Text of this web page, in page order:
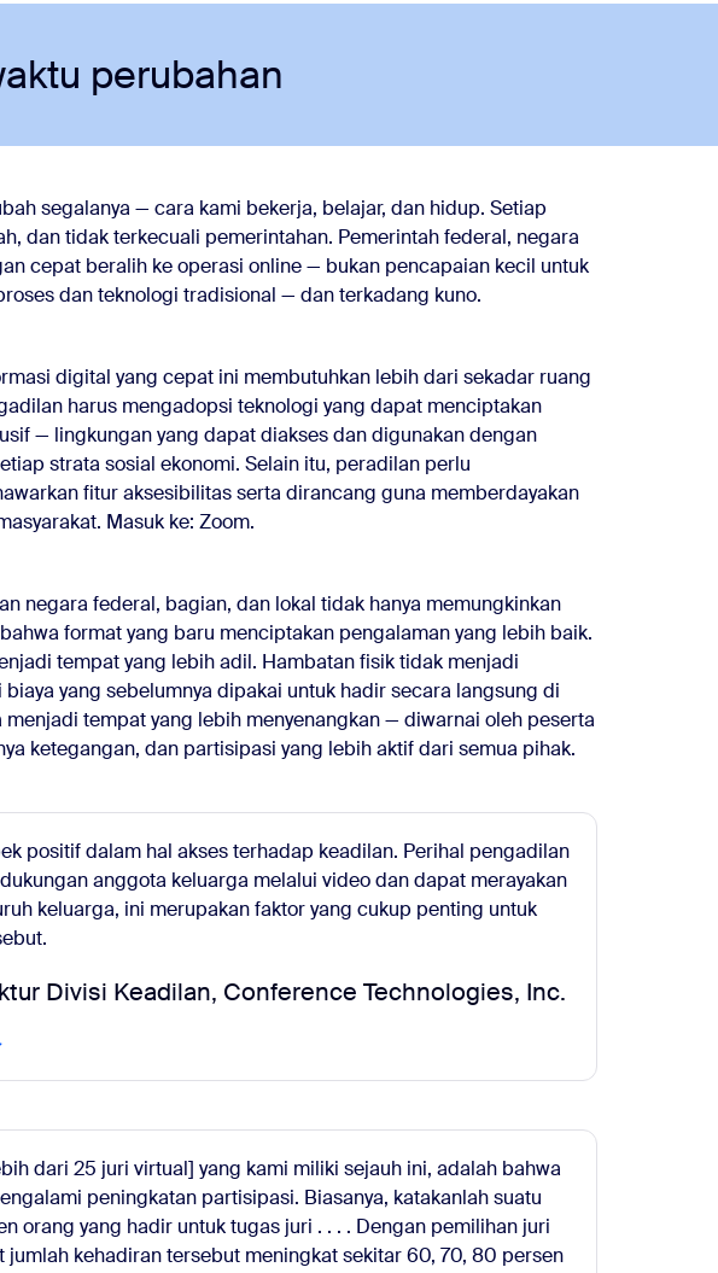
perubahan
segalanya — cara kami bekerja, belajar, dan hidup. Setiap
dan tidak terkecuali pemerintahan. Pemerintah federal, negara
cepat beralih ke operasi online — bukan pencapaian kecil untuk
dan teknologi tradisional — dan terkadang kuno.
digital yang cepat ini membutuhkan lebih dari sekadar ruang
harus mengadopsi teknologi yang dapat menciptakan
— lingkungan yang dapat diakses dan digunakan dengan
strata sosial ekonomi. Selain itu, peradilan perlu
fitur aksesibilitas serta dirancang guna memberdayakan
Masuk ke: Zoom.
negara federal, bagian, dan lokal tidak hanya memungkinkan
format yang baru menciptakan pengalaman yang lebih baik.
tempat yang lebih adil. Hambatan fisik tidak menjadi
yang sebelumnya dipakai untuk hadir secara langsung di
tempat yang lebih menyenangkan — diwarnai oleh peserta
ketegangan, dan partisipasi yang lebih aktif dari semua pihak.
positif dalam hal akses terhadap keadilan. Perihal pengadilan
anggota keluarga melalui video dan dapat merayakan
keluarga, ini merupakan faktor yang cukup penting untuk
Divisi Keadilan, Conference Technologies, Inc.
dari 25 juri virtual] yang kami miliki sejauh ini, adalah bahwa
peningkatan partisipasi. Biasanya, katakanlah suatu
orang yang hadir untuk tugas juri . . . . Dengan pemilihan juri
jumlah kehadiran tersebut meningkat sekitar 60, 70, 80 persen